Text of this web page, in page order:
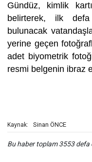
Gündüz, kimlik
belirterek, ilk
bulunacak
yerine geçen
adet biyometrik
resmi belgenin ibraz
Kaynak: Sinan ÖNCE
Bu haber toplam 3553